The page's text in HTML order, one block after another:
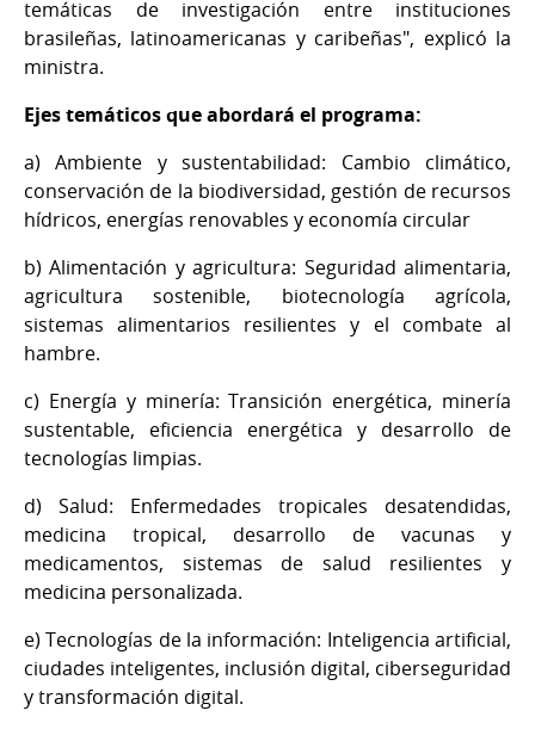
temáticas de investigación entre instituciones
brasileñas, latinoamericanas y caribeñas", explicó la
ministra.
Ejes temáticos que abordará el programa:
a) Ambiente y sustentabilidad: Cambio climático,
conservación de la biodiversidad, gestión de recursos
hídricos, energías renovables y economía circular
b) Alimentación y agricultura: Seguridad alimentaria,
agricultura sostenible, biotecnología agrícola,
sistemas alimentarios resilientes y el combate al
hambre.
c) Energía y minería: Transición energética, minería
sustentable, eficiencia energética y desarrollo de
tecnologías limpias.
d) Salud: Enfermedades tropicales desatendidas,
medicina tropical, desarrollo de vacunas y
medicamentos, sistemas de salud resilientes y
medicina personalizada.
e) Tecnologías de la información: Inteligencia artificial,
ciudades inteligentes, inclusión digital, ciberseguridad
y transformación digital.